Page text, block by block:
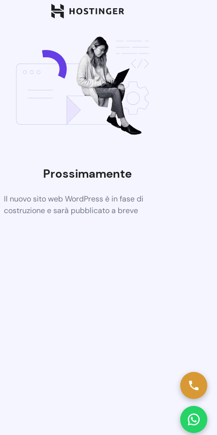
Prossimamente
Il nuovo sito web WordPress è in fase di
costruzione e sarà pubblicato a breve